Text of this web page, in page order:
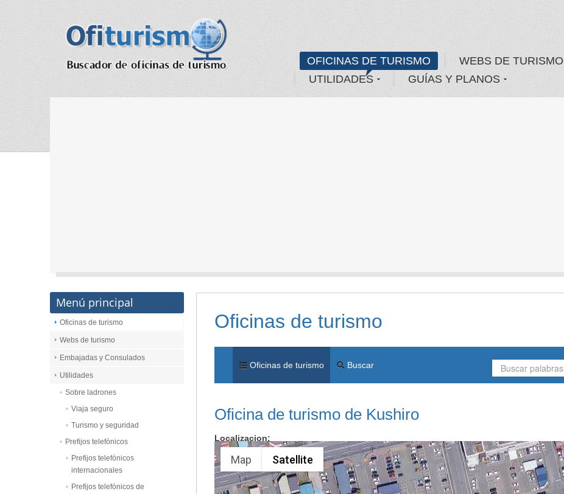
OFICINAS DE TURISMO WEBS DE TURISMO
UTILIDADES
GUÍAS Y PLANOS
Oficinas de turismo
Oficinas de turismo Buscar
Oficina de turismo de Kushiro
Localizacion:
Map Satellite
Menú principal
Oficinas de turismo
Webs de turismo
Embajadas y Consulados
Utilidades
Sobre ladrones
Viaja seguro
Turismo y seguridad
Prefijos telefónicos
Prefijos telefónicos
internacionales
Prefijos telefónicos de